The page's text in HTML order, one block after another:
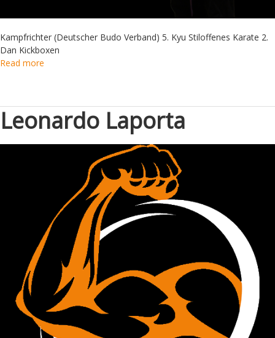
Kampfrichter (Deutscher Budo Verband) 5. Kyu Stiloffenes Karate 2.
Dan Kickboxen
Read more
Leonardo Laporta